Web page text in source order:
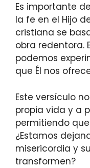
Es importante
la fe en el Hijo
cristiana se
obra redentora.
podemos
que Él nos
Este versículo
propia vida y a
permitiendo
¿Estamos
misericordia y
transformen?